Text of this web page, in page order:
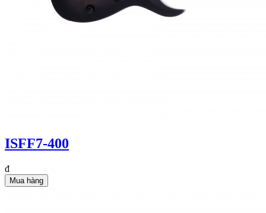
ISFF7-400
đ